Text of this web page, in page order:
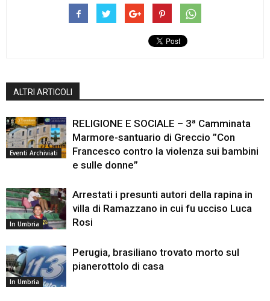
ALTRI ARTICOLI
Eventi Archiviati
RELIGIONE E SOCIALE – 3ª Camminata
Marmore-santuario di Greccio ”Con
Francesco contro la violenza sui bambini
e sulle donne”
In Umbria
Arrestati i presunti autori della rapina in
villa di Ramazzano in cui fu ucciso Luca
Rosi
In Umbria
Perugia, brasiliano trovato morto sul
pianerottolo di casa